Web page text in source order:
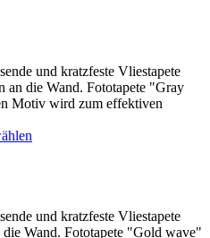
und kratzfeste Vliestapete
an die Wand. Fototapete "Gray
Motiv wird zum effektiven
und kratzfeste Vliestapete
Wand. Fototapete "Gold wave"